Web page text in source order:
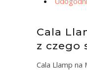
Cala
z czego
Cala Llamp na